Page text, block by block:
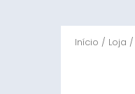
Início / Loja /